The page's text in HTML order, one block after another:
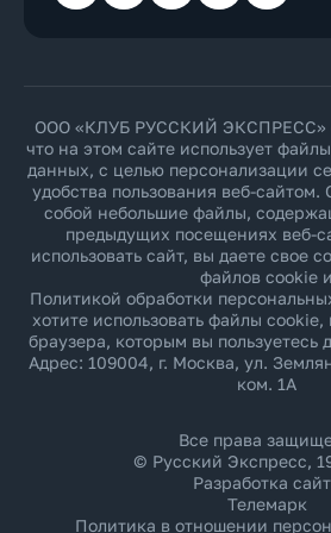
ООО «КЛУБ РУССКИЙ ЭКСПРЕСС»
что на этом сайте использует
данных, с целью персонализации
удобства пользования веб-сайтом.
собой небольшие файлы,
предыдущих посещениях веб-
использовать сайт, вы даете свое
файлов cookie и
Политикой обработки
хотите использовать файлы
браузера, которым вы пользуетесь
Адрес: 109004, г. Москва, ул.
ком. 1А
Все права
© Русский Экспресс,
Разработка
Телемарк
Политика в отношении